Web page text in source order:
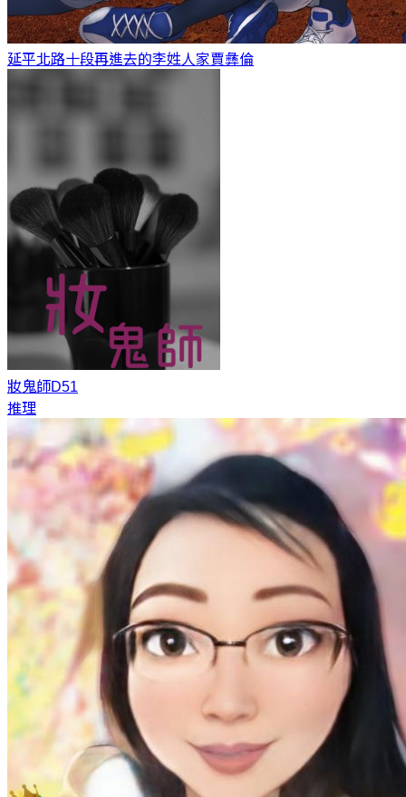
延平北路十段再進去的李姓人家賈彝倫
妝鬼師D51
推理